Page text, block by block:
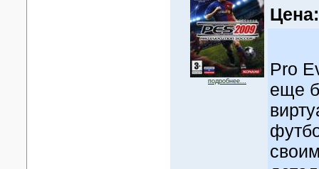
подробнее...
Pro
еще